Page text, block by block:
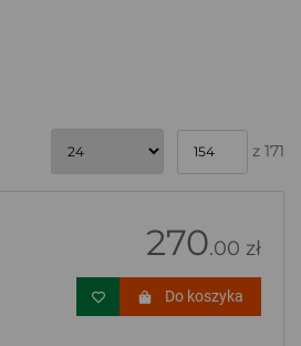
z 171
270.00 zł
Do koszyka